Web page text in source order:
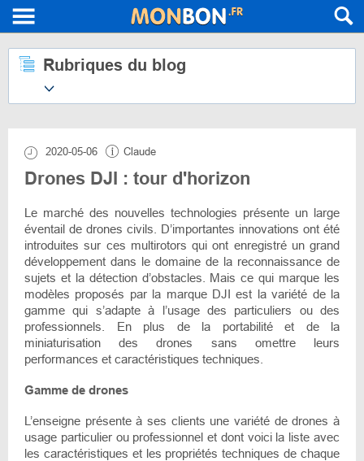
Rubriques du blog
2020-05-06 Claude
Drones DJI : tour d'horizon
Le marché des nouvelles technologies présente un large
éventail de drones civils. D’importantes innovations ont été
introduites sur ces multirotors qui ont enregistré un grand
développement dans le domaine de la reconnaissance de
sujets et la détection d’obstacles. Mais ce qui marque les
modèles proposés par la marque DJI est la variété de la
gamme qui s’adapte à l’usage des particuliers ou des
professionnels. En plus de la portabilité et de la
miniaturisation des drones sans omettre leurs
performances et caractéristiques techniques.
Gamme de drones
L’enseigne présente à ses clients une variété de drones à
usage particulier ou professionnel et dont voici la liste avec
les caractéristiques et les propriétés techniques de chaque